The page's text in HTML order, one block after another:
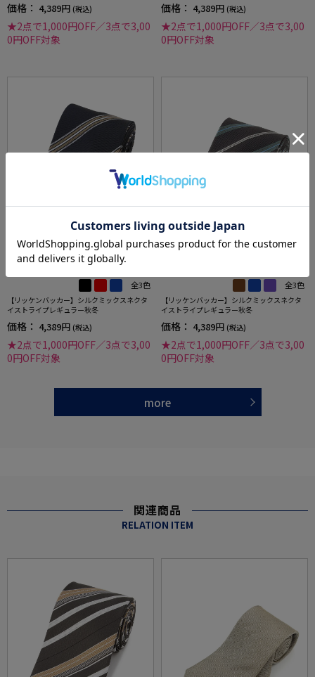
価格： 4,389円 (税込)
★2点で1,000円OFF／3点で3,00
0円OFF対象
価格： 4,389円 (税込)
★2点で1,000円OFF／3点で3,00
0円OFF対象
全3色
【リッケンバッカー】シルクミックスネクタ
イストライプレギュラー秋冬
価格： 4,389円 (税込)
★2点で1,000円OFF／3点で3,00
0円OFF対象
全3色
【リッケンバッカー】シルクミックスネクタ
イストライプレギュラー秋冬
価格： 4,389円 (税込)
★2点で1,000円OFF／3点で3,00
0円OFF対象
more
関連商品
RELATION ITEM